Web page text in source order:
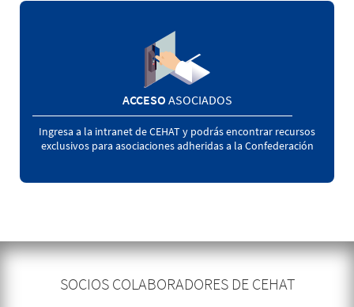
ACCESO ASOCIADOS
Ingresa a la intranet de CEHAT y podrás encontrar recursos
exclusivos para asociaciones adheridas a la Confederación
SOCIOS COLABORADORES DE CEHAT